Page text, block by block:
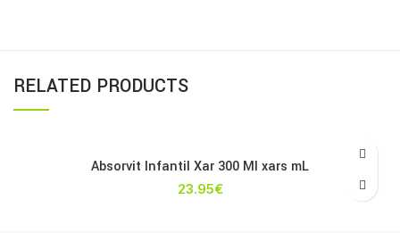
RELATED PRODUCTS
Absorvit Infantil Xar 300 Ml xars mL
23.95€